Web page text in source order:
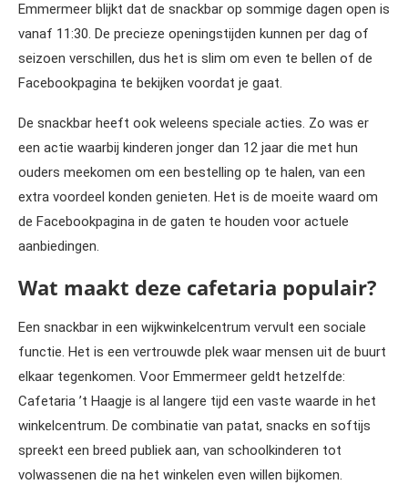
Emmermeer blijkt dat de snackbar op sommige dagen open is
vanaf 11:30. De precieze openingstijden kunnen per dag of
seizoen verschillen, dus het is slim om even te bellen of de
Facebookpagina te bekijken voordat je gaat.
De snackbar heeft ook weleens speciale acties. Zo was er
een actie waarbij kinderen jonger dan 12 jaar die met hun
ouders meekomen om een bestelling op te halen, van een
extra voordeel konden genieten. Het is de moeite waard om
de Facebookpagina in de gaten te houden voor actuele
aanbiedingen.
Wat maakt deze cafetaria populair?
Een snackbar in een wijkwinkelcentrum vervult een sociale
functie. Het is een vertrouwde plek waar mensen uit de buurt
elkaar tegenkomen. Voor Emmermeer geldt hetzelfde:
Cafetaria ’t Haagje is al langere tijd een vaste waarde in het
winkelcentrum. De combinatie van patat, snacks en softijs
spreekt een breed publiek aan, van schoolkinderen tot
volwassenen die na het winkelen even willen bijkomen.